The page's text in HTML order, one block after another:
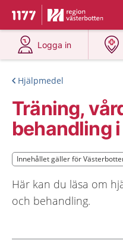
Till startsidan för 1177
Du har valt region
Logga in
på 1177.se
Hjälpmedel
Träning,
behandling
Innehållet gäller för
Innehållet gäller för
Här kan du läsa om
och behandling.